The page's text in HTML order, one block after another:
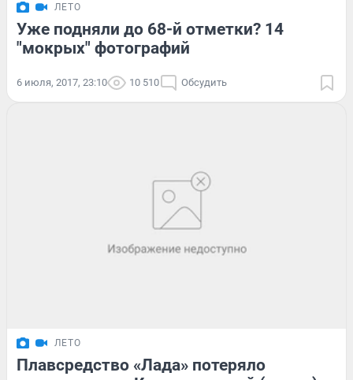
ЛЕТО
Уже подняли до 68-й отметки? 14
"мокрых" фотографий
6 июля, 2017, 23:10 10 510 Обсудить
ЛЕТО
Плавсредство «Лада» потеряло